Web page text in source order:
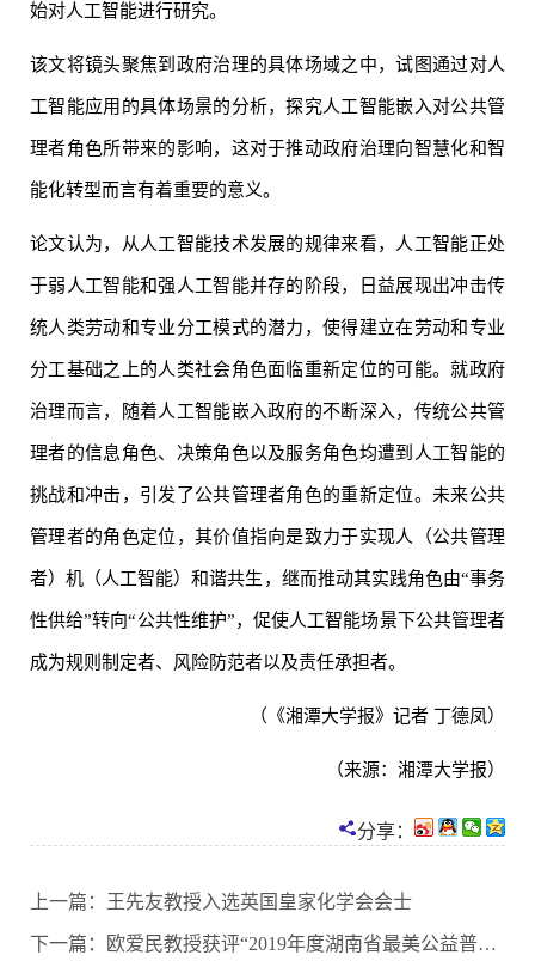
始对人工智能进行研究。
该文将镜头聚焦到政府治理的具体场域之中，试图通过对人
工智能应用的具体场景的分析，探究人工智能嵌入对公共管
理者角色所带来的影响，这对于推动政府治理向智慧化和智
能化转型而言有着重要的意义。
论文认为，从人工智能技术发展的规律来看，人工智能正处
于弱人工智能和强人工智能并存的阶段，日益展现出冲击传
统人类劳动和专业分工模式的潜力，使得建立在劳动和专业
分工基础之上的人类社会角色面临重新定位的可能。就政府
治理而言，随着人工智能嵌入政府的不断深入，传统公共管
理者的信息角色、决策角色以及服务角色均遭到人工智能的
挑战和冲击，引发了公共管理者角色的重新定位。未来公共
管理者的角色定位，其价值指向是致力于实现人（公共管理
者）机（人工智能）和谐共生，继而推动其实践角色由“事务
性供给”转向“公共性维护”，促使人工智能场景下公共管理者
成为规则制定者、风险防范者以及责任承担者。
（《湘潭大学报》记者 丁德凤）
（来源：湘潭大学报）
分享：
上一篇： 王先友教授入选英国皇家化学会会士
下一篇： 欧爱民教授获评“2019年度湖南省最美公益普法个人”